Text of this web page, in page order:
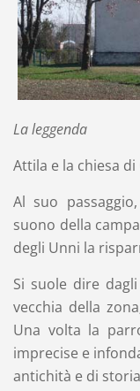
La leggenda
Attila e la chiesa
Al suo
suono della
degli Unni la
Si suole dire
vecchia della
Una volta la
imprecise e
antichità e di